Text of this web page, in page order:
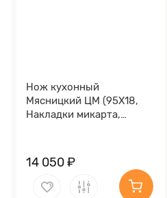
Нож кухонный
Мясницкий ЦМ (95Х18,
Накладки микарта,
14 050 ₽